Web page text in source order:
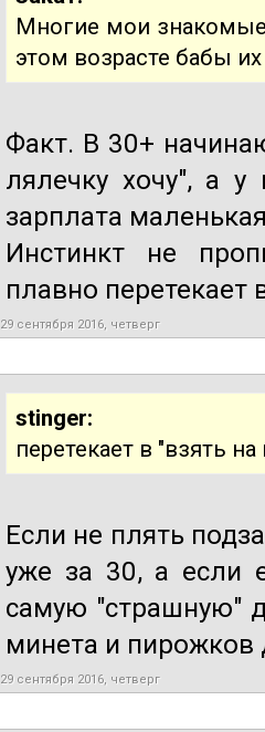
Многие мои
этом возрасте бабы
Факт. В 30+
лялечку хочу", а
зарплата
Инстинкт не
плавно перетекает
29 сентября 2016, четверг
stinger:
перетекает в "взять на
Если не плять
уже за 30, а если
самую "страшную"
минета и
29 сентября 2016, четверг